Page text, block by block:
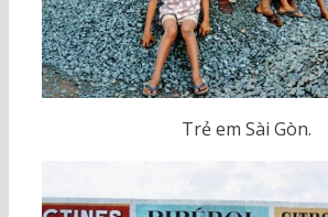
Trẻ em Sài Gòn.